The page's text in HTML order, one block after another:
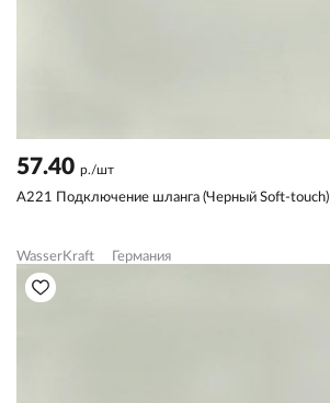
57.40 р./шт
A221 Подключение шланга (Черный Soft-touch)
WasserKraft Германия